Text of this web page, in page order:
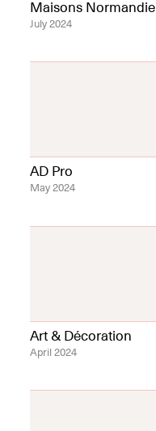
Maisons Normandie
July 2024
AD Pro
May 2024
Art & Décoration
April 2024